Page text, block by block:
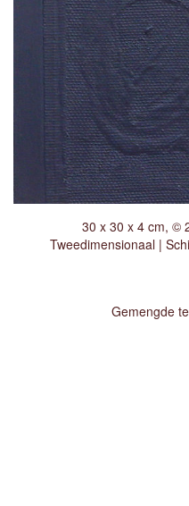
30 x 30 x 4 cm, ©
Tweedimensionaal |
Gemengde